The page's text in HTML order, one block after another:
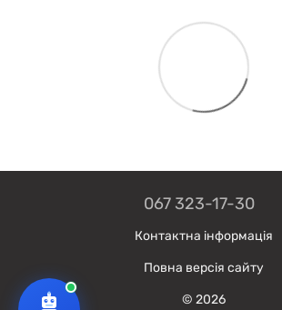
067 323-17-30
Контактна інформація
Повна версія сайту
© 2026